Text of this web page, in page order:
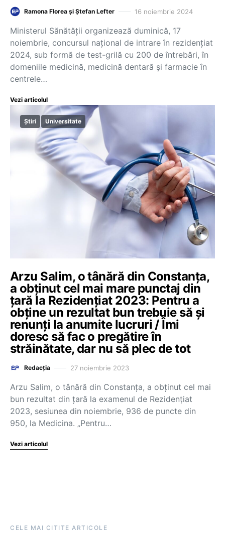
Ramona Florea și Ștefan Lefter 16 noiembrie 2024
Ministerul Sănătății organizează duminică, 17
noiembrie, concursul național de intrare în rezidențiat
2024, sub formă de test-grilă cu 200 de întrebări, în
domeniile medicină, medicină dentară și farmacie în
centrele…
Vezi articolul
Știri Universitate
Arzu Salim, o tânără din Constanța,
a obținut cel mai mare punctaj din
țară la Rezidențiat 2023: Pentru a
obține un rezultat bun trebuie să și
renunți la anumite lucruri / Îmi
doresc să fac o pregătire în
străinătate, dar nu să plec de tot
Redacția 27 noiembrie 2023
Arzu Salim, o tânără din Constanța, a obținut cel mai
bun rezultat din țară la examenul de Rezidențiat
2023, sesiunea din noiembrie, 936 de puncte din
950, la Medicina. „Pentru…
Vezi articolul
CELE MAI CITITE ARTICOLE